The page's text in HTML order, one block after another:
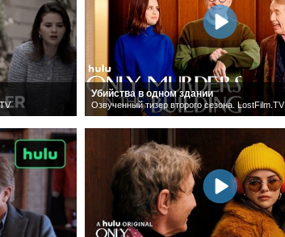
Убийства в одном здании
Озвученный тизер второго сезона. LostFilm.TV